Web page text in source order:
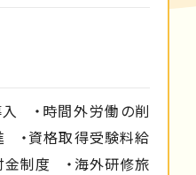
入 ・時間外労働の削
・資格取得受験料給
制度 ・海外研修旅